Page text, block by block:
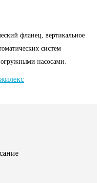
фланец, вертикальное
систем
насосами.